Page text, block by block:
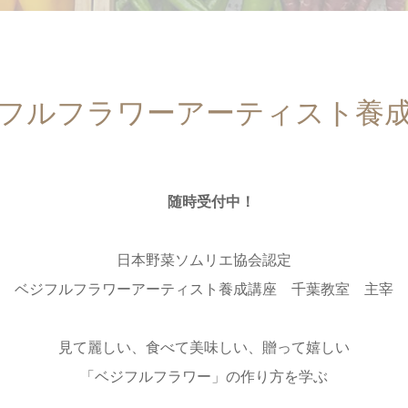
ルフラワーアーティスト養
随時受付中！
日本野菜ソムリエ協会認定
ベジフルフラワーアーティスト養成講座 千葉教室 主宰
見て麗しい、食べて美味しい、贈って嬉しい
「ベジフルフラワー」の作り方を学ぶ